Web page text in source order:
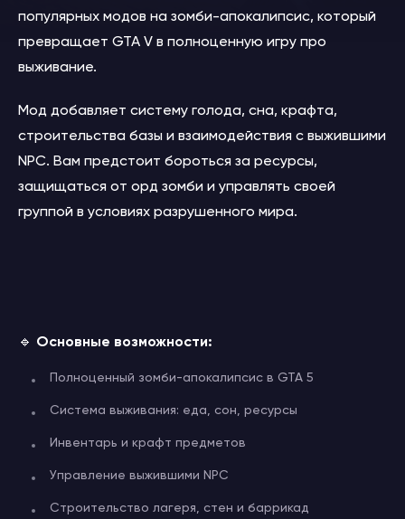
популярных модов на зомби-апокалипсис, который
превращает GTA V в полноценную игру про
выживание.
Мод добавляет систему голода, сна, крафта,
строительства базы и взаимодействия с выжившими
NPC. Вам предстоит бороться за ресурсы,
защищаться от орд зомби и управлять своей
группой в условиях разрушенного мира.
🔹 Основные возможности:
Полноценный зомби-апокалипсис в GTA 5
Система выживания: еда, сон, ресурсы
Инвентарь и крафт предметов
Управление выжившими NPC
Строительство лагеря, стен и баррикад